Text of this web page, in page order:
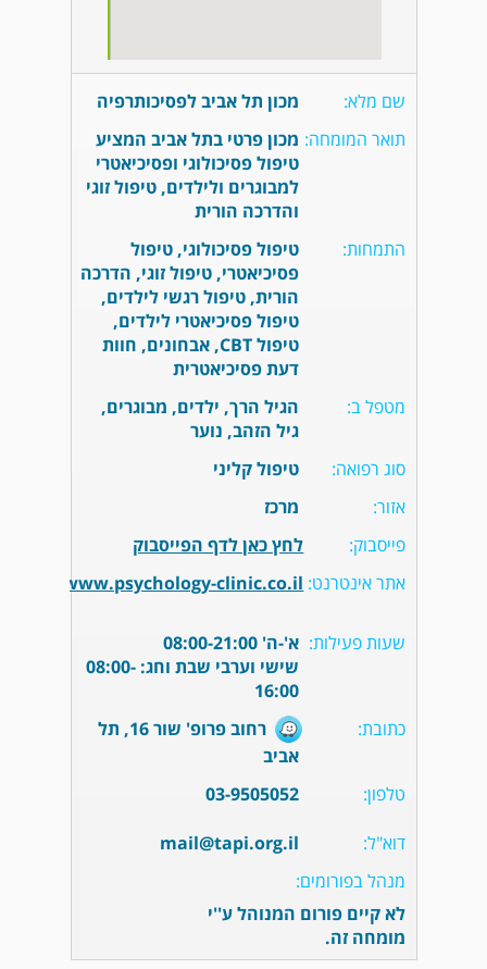
שם מלא:
מכון תל אביב לפסיכותרפיה
תואר המומחה: מכון פרטי בתל אביב המציע
טיפול פסיכולוגי ופסיכיאטרי
למבוגרים ולילדים, טיפול זוגי
והדרכה הורית
התמחות:
טיפול פסיכולוגי, טיפול
פסיכיאטרי, טיפול זוגי, הדרכה
הורית, טיפול רגשי לילדים,
טיפול פסיכיאטרי לילדים,
טיפול CBT, אבחונים, חוות
דעת פסיכיאטרית
מטפל ב:
הגיל הרך, ילדים, מבוגרים,
גיל הזהב, נוער
סוג רפואה:
טיפול קליני
אזור:
מרכז
פייסבוק:
לחץ כאן לדף הפייסבוק
אתר אינטרנט: www.psychology-clinic.co.il
שעות פעילות: א'-ה' 08:00-21:00
שישי וערבי שבת וחג: 08:00-
16:00
כתובת:
רחוב פרופ' שור 16, תל
אביב
טלפון:
03-9505052
דוא"ל:
mail@tapi.org.il
מנהל בפורומים:
לא קיים פורום המנוהל ע''י
מומחה זה.